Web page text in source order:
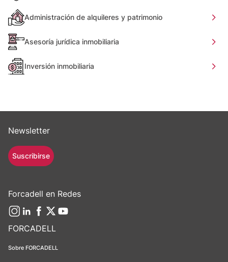
Administración de alquileres y patrimonio
Asesoría jurídica inmobiliaria
Inversión inmobiliaria
FORCADELL
Sobre FORCADELL
Newsletter
Suscribirse
Forcadell en Redes